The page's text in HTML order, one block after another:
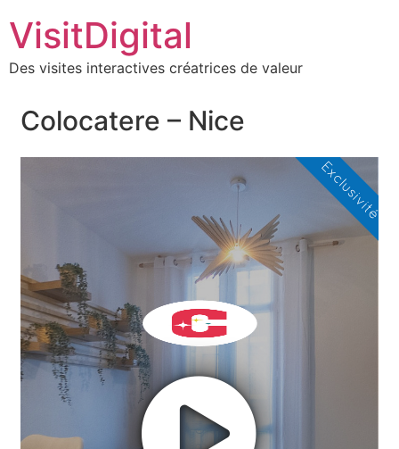
VisitDigital
Des visites interactives créatrices de valeur
Colocatere – Nice